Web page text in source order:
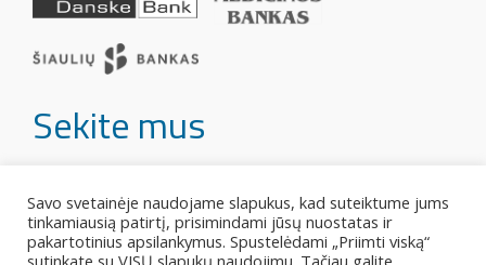
Sekite mus
Savo svetainėje naudojame slapukus, kad suteiktume jums
tinkamiausią patirtį, prisimindami jūsų nuostatas ir
pakartotinius apsilankymus. Spustelėdami „Priimti viską“
sutinkate su VISŲ slapukų naudojimu. Tačiau galite